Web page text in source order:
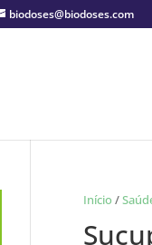
biodoses@biodoses.com
Início /